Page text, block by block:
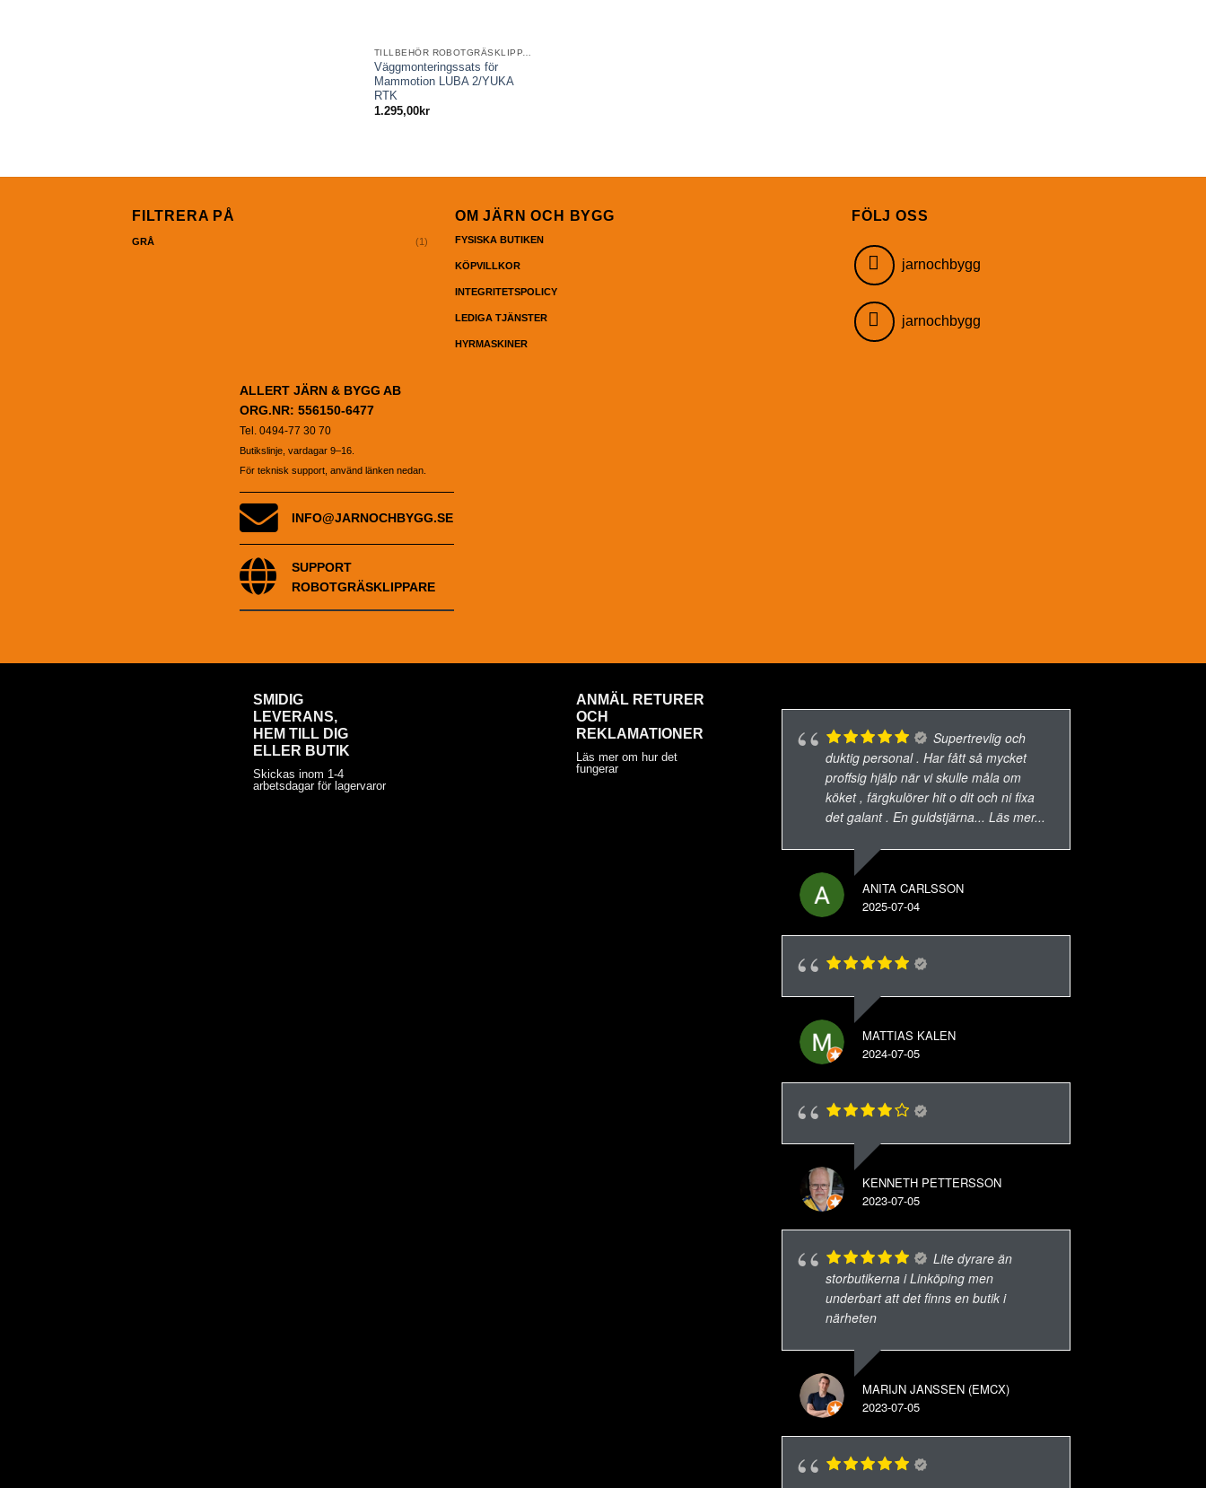
Väggmonteringssats för
Mammotion LUBA 2/YUKA
RTK
1.295,00kr
FILTRERA PÅ
GRÅ (1)
OM JÄRN OCH BYGG
FYSISKA BUTIKEN
KÖPVILLKOR
INTEGRITETSPOLICY
LEDIGA TJÄNSTER
HYRMASKINER
FÖLJ OSS
jarnochbygg
jarnochbygg
ALLERT JÄRN & BYGG AB
ORG.NR: 556150-6477
Tel. 0494-77 30 70
Butikslinje, vardagar 9–16.
För teknisk support, använd länken nedan.
INFO@JARNOCHBYGG.SE
SUPPORT
ROBOTGRÄSKLIPPARE
SMIDIG
LEVERANS,
HEM TILL DIG
ELLER BUTIK
Skickas inom 1-4
arbetsdagar för lagervaror
ANMÄL RETURER
OCH
REKLAMATIONER
Läs mer om hur det
fungerar
Supertrevlig och
duktig personal . Har fått så mycket
proffsig hjälp när vi skulle måla om
köket , färgkulörer hit o dit och ni fixa
det galant . En guldstjärna... Läs mer...
ANITA CARLSSON
2025-07-04
MATTIAS KALEN
2024-07-05
KENNETH PETTERSSON
2023-07-05
Lite dyrare än
storbutikerna i Linköping men
underbart att det finns en butik i
närheten
MARIJN JANSSEN (EMCX)
2023-07-05